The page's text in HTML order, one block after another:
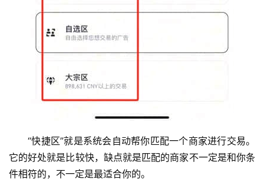
情
分
“快捷区”就是系统会自动帮你匹配一个商家进行交易。
它的好处就是比较快，缺点就是匹配的商家不一定是和你条
件相符的，不一定是最适合你的。